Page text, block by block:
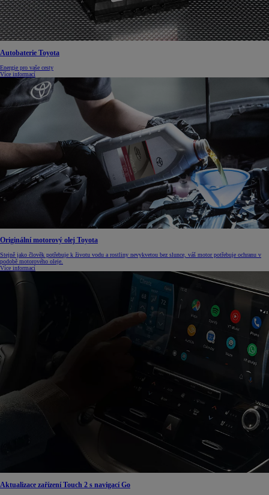
Autobaterie Toyota
Energie pro vaše cesty
Více informací
Originální motorový olej Toyota
Stejně jako člověk potřebuje k životu vodu a rostliny nevykvetou bez slunce, váš motor potřebuje ochranu v
podobě motorového oleje.
Více informací
Aktualizace zařízení Touch 2 s navigací Go